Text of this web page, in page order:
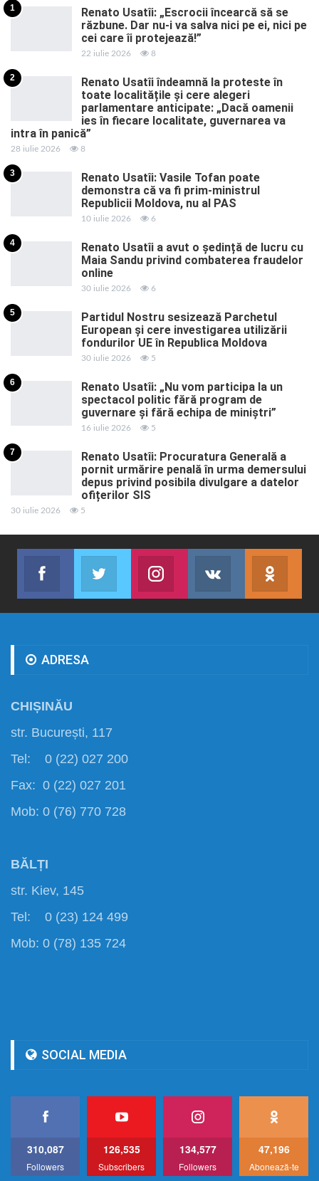
1
Renato Usatîi: „Escrocii încearcă să se
răzbune. Dar nu-i va salva nici pe ei, nici pe
cei care îi protejează!”
22 iulie 2026 8
2
Renato Usatîi îndeamnă la proteste în
toate localitățile și cere alegeri
parlamentare anticipate: „Dacă oamenii
ies în fiecare localitate, guvernarea va
intra în panică”
28 iulie 2026 8
3
Renato Usatîi: Vasile Tofan poate
demonstra că va fi prim-ministrul
Republicii Moldova, nu al PAS
10 iulie 2026 6
4
Renato Usatîi a avut o ședință de lucru cu
Maia Sandu privind combaterea fraudelor
online
30 iulie 2026 6
5
Partidul Nostru sesizează Parchetul
European și cere investigarea utilizării
fondurilor UE în Republica Moldova
30 iulie 2026 5
6
Renato Usatîi: „Nu vom participa la un
spectacol politic fără program de
guvernare și fără echipa de miniștri”
16 iulie 2026 5
7
Renato Usatîi: Procuratura Generală a
pornit urmărire penală în urma demersului
depus privind posibila divulgare a datelor
ofițerilor SIS
30 iulie 2026 5
Facebook
Abonează-te
Twitter
Join us on TwitterJoin us on Instagram
Abonează-te
ADRESA
CHIȘINĂU
str. București, 117
Tel: 0 (22) 027 200
Fax: 0 (22) 027 201
Mob: 0 (76) 770 728
BĂLȚI
str. Kiev, 145
Tel: 0 (23) 124 499
Mob: 0 (78) 135 724
SOCIAL MEDIA
310,087
Followers
126,535
Subscribers
134,577
Followers
47,196
Abonează-te